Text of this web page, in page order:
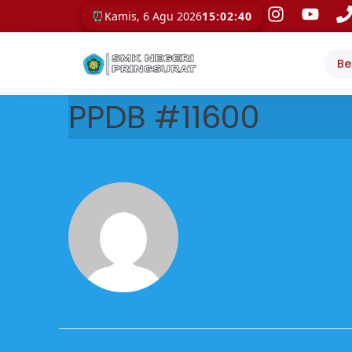
⏰ Kamis, 6 Agu 202615:02:40
PPDB #11600